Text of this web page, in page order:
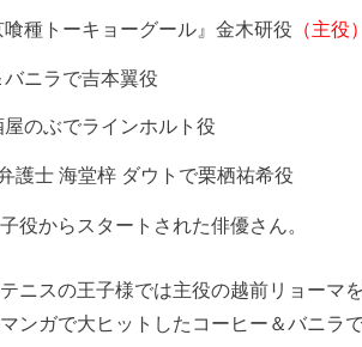
喰種トーキョーグール』金木研役 （主役）
ニラで吉本翼役
のぶでラインホルト役
護士 海堂梓 ダウトで栗栖祐希役
役からスタートされた俳優さん。
ニスの王子様では主役の越前リョーマ
ンガで大ヒットしたコーヒー＆バニラ